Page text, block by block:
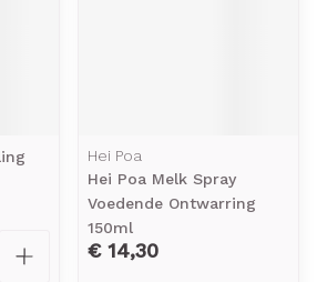
Hei Poa
Hei Poa Melk Spray
Voedende Ontwarring
150ml
€ 14,30